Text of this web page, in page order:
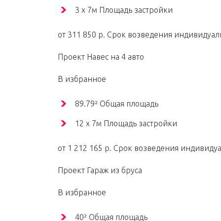
3 x 7м Площадь застройки
от 311 850 р. Срок возведения
Проект Навес на 4 авто
В избранное
89.79² Общая площадь
12 x 7м Площадь застройки
от 1 212 165 р. Срок возведения
Проект Гараж из бруса
В избранное
40² Общая площадь